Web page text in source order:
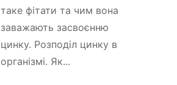
таке фітати та чим вона
заважають засвоєнню
цинку. Розподіл цинку в
організмі. Як...